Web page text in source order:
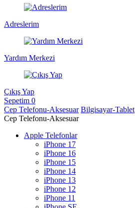
Adreslerim
Yardım Merkezi
Çıkış Yap
Sepetim 0
Cep Telefonu-Aksesuar Bilgisayar-Tablet
Cep Telefonu-Aksesuar
Apple Telefonlar
iPhone 17
iPhone 16
iPhone 15
iPhone 14
iPhone 13
iPhone 12
iPhone 11